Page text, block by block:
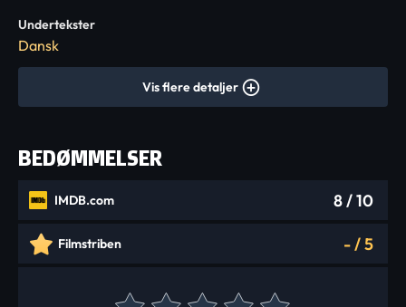
Undertekster
Dansk
Vis flere detaljer
BEDØMMELSER
IMDB.com 8/ 10
Filmstriben -/5